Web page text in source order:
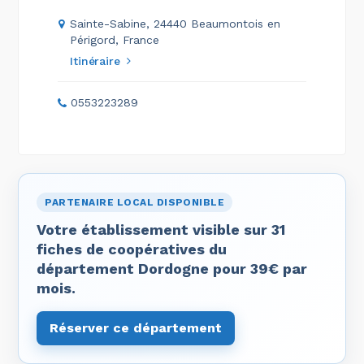
Sainte-Sabine, 24440 Beaumontois en
Périgord, France
Itinéraire
0553223289
PARTENAIRE LOCAL DISPONIBLE
Votre établissement visible sur 31
fiches de coopératives du
département Dordogne pour 39€ par
mois.
Réserver ce département